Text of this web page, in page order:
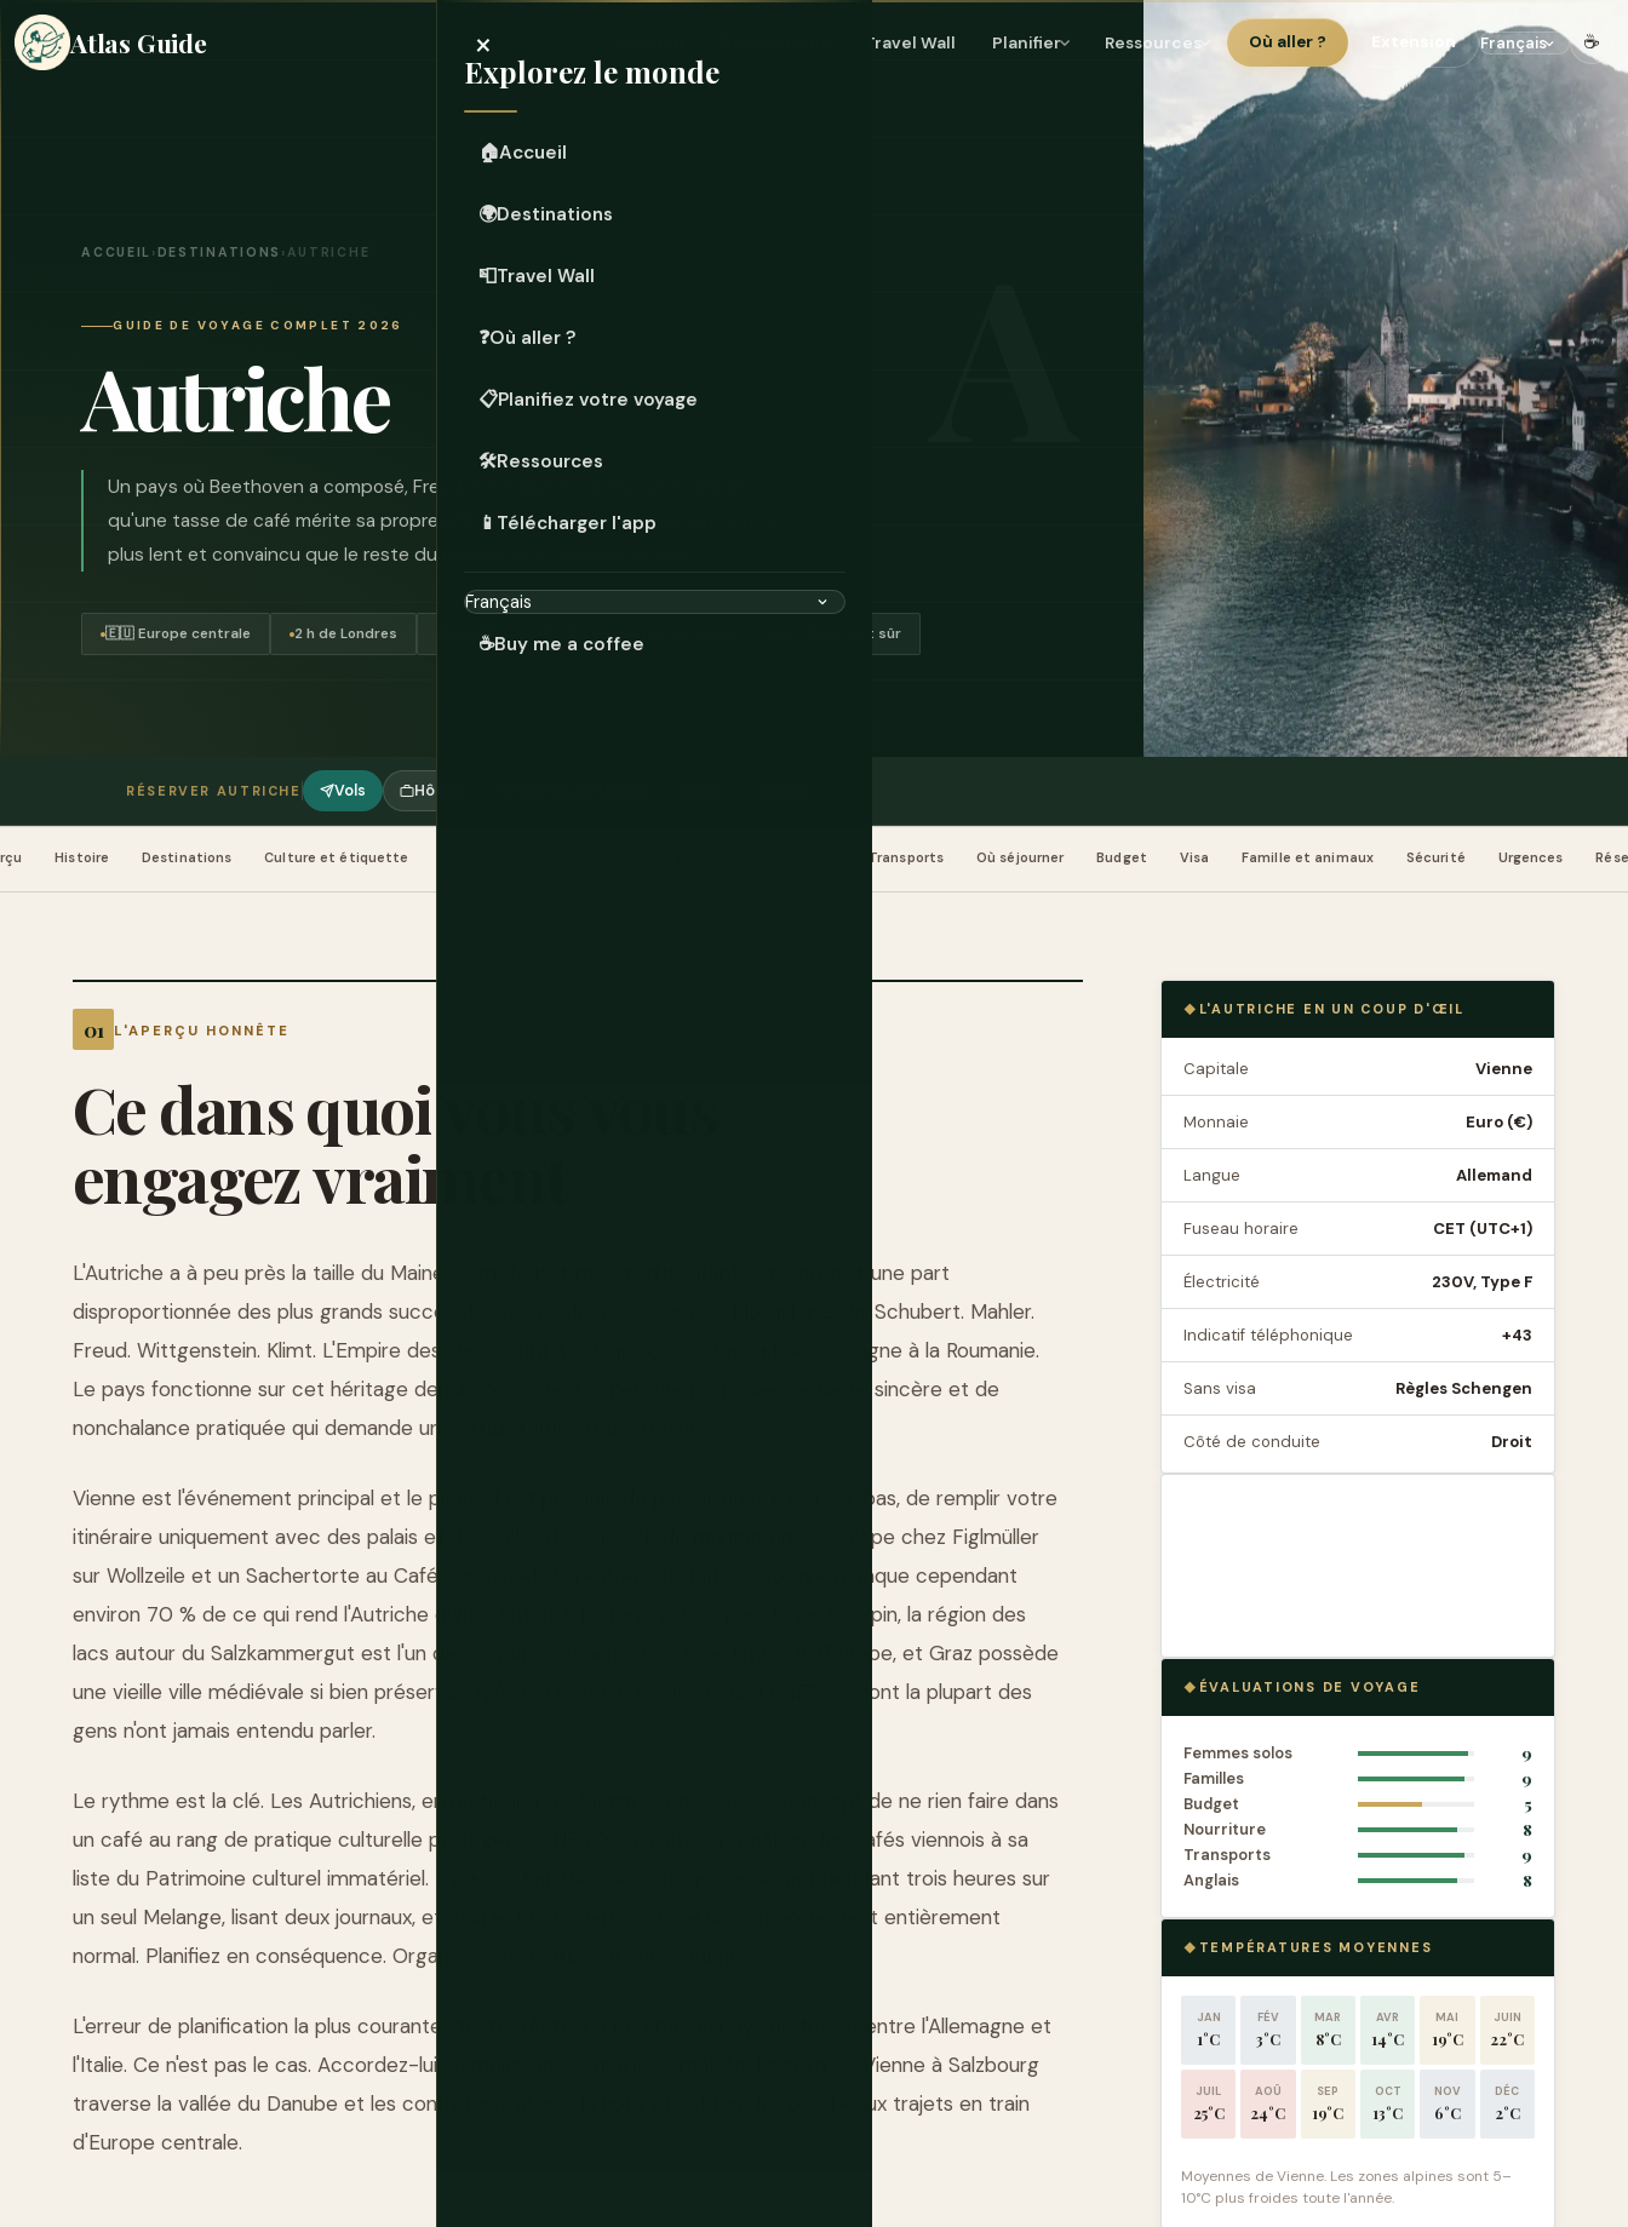
Atlas Guide Travel Wall Planifier Ressources Où aller ? Extension ☕
×
Explorez le monde
🏠Accueil
🌍Destinations
📮Travel Wall
❓Où aller ?
📋Planifiez votre voyage
🛠️Ressources
📱 Télécharger l'app
☕Buy me a coffee
ACCUEIL ›DESTINATIONS ›AUTRICHE
GUIDE DE VOYAGE COMPLET 2026
Autriche
Un pays où Beethoven a composé, Freud a théorisé et quelqu'un a décidé
qu'une tasse de café mérite sa propre philosophie. Vous repartirez plus lourd,
plus lent et convaincu que le reste du monde se trompe sur le loisir.
🇪🇺 Europe centrale 2 h de Londres Euro (€) 60 % couvert par les Alpes Extrêmement sûr
RÉSERVER AUTRICHE Vols Hôtels
Histoire Destinations Culture et étiquette Transports Où séjourner Budget Visa Famille et animaux Sécurité Urgences
L'APERÇU HONNÊTE
Cedansquoi
engagezvraiment
L'Autriche a à peu près la taille du Maine, compte huit millions d'habitants et a produit une part
disproportionnée des plus grands succès de la civilisation occidentale. Mozart. Haydn. Schubert. Mahler.
Freud. Wittgenstein. Klimt. L'Empire des Habsbourg à son apogée s'étendait de l'Espagne à la Roumanie.
Le pays fonctionne sur cet héritage depuis lors, avec un mélange particulier de fierté sincère et de
nonchalance pratiquée qui demande un certain temps d'adaptation.
Vienne est l'événement principal et le piège. Il est possible de passer quatre jours là-bas, de remplir votre
itinéraire uniquement avec des palais et des salles de concert, de manger une escalope chez Figlmüller
sur Wollzeile et un Sachertorte au Café Sacher, et de rentrer satisfait. Ce voyage manque cependant
environ 70 % de ce qui rend l'Autriche digne d'intérêt. Le pays est en grande partie alpin, la région des
lacs autour du Salzkammergut est l'un des paysages vraiment sous-estimés de l'Europe, et Graz possède
une vieille ville médiévale si bien préservée qu'elle a obtenu une inscription UNESCO dont la plupart des
gens n'ont jamais entendu parler.
Le rythme est la clé. Les Autrichiens, en particulier les Viennois, ont élevé le concept de ne rien faire dans
un café au rang de pratique culturelle protégée. L'UNESCO a ajouté la tradition des cafés viennois à sa
liste du Patrimoine culturel immatériel. Il y a des habitués de café qui s'asseyent pendant trois heures sur
un seul Melange, lisant deux journaux, et cela est considéré comme un comportement entièrement
normal. Planifiez en conséquence. Organisez vos matins en conséquence.
L'erreur de planification la plus courante : traiter l'Autriche comme un pays de transit entre l'Allemagne et
l'Italie. Ce n'est pas le cas. Accordez-lui au moins une semaine complète. Le train de Vienne à Salzbourg
traverse la vallée du Danube et les contreforts alpins du nord et est l'un des plus beaux trajets en train
d'Europe centrale.
L'AUTRICHE EN UN COUP D'ŒIL
Capitale Vienne
Monnaie Euro (€)
Langue Allemand
Fuseau horaire CET (UTC+1)
Électricité 230V, Type F
Indicatif téléphonique +43
Sans visa Règles Schengen
Côté de conduite Droit
ÉVALUATIONS DE VOYAGE
Femmes solos
9
Familles
9
Budget
5
Nourriture
8
Transports
9
Anglais
8
TEMPÉRATURES MOYENNES
JAN
1°C
FÉV
3°C
MAR
8°C
AVR
14°C
MAI
19°C
JUIN
22°C
JUIL
25°C
AOÛ
24°C
SEP
19°C
OCT
13°C
NOV
6°C
DÉC
2°C
Moyennes de Vienne. Les zones alpines sont 5–
10°C plus froides toute l'année.